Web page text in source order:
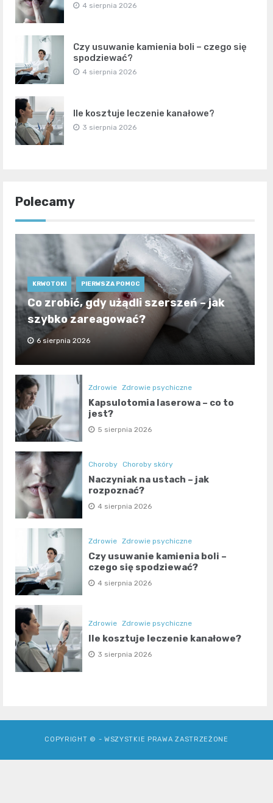
4 sierpnia 2026
Czy usuwanie kamienia boli – czego się
spodziewać?
4 sierpnia 2026
Ile kosztuje leczenie kanałowe?
3 sierpnia 2026
Polecamy
KRWOTOKI PIERWSZA POMOC
Co zrobić, gdy użądli szerszeń – jak
szybko zareagować?
6 sierpnia 2026
Zdrowie Zdrowie psychiczne
Kapsulotomia laserowa – co to
jest?
5 sierpnia 2026
Choroby Choroby skóry
Naczyniak na ustach – jak
rozpoznać?
4 sierpnia 2026
Zdrowie Zdrowie psychiczne
Czy usuwanie kamienia boli –
czego się spodziewać?
4 sierpnia 2026
Zdrowie Zdrowie psychiczne
Ile kosztuje leczenie kanałowe?
3 sierpnia 2026
COPYRIGHT © - WSZYSTKIE PRAWA ZASTRZEŻONE